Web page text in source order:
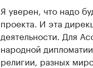
Я уверен, что надо
проекта. И эта
деятельности. Для
народной
религии, разных